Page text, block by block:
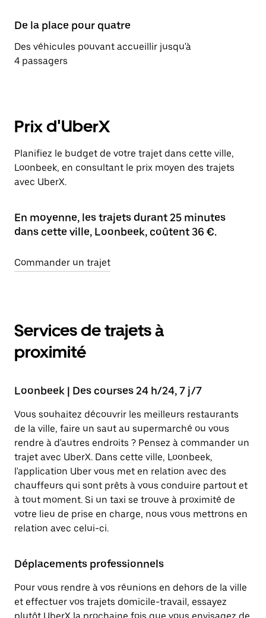
De la place pour quatre
Des véhicules pouvant accueillir jusqu'à
4 passagers
Prix d'UberX
Planifiez le budget de votre trajet dans cette ville,
Loonbeek, en consultant le prix moyen des trajets
avec UberX.
En moyenne, les trajets durant 25 minutes
dans cette ville, Loonbeek, coûtent 36 €.
Commander un trajet
Services de trajets à
proximité
Loonbeek | Des courses 24 h/24, 7 j/7
Vous souhaitez découvrir les meilleurs restaurants
de la ville, faire un saut au supermarché ou vous
rendre à d'autres endroits ? Pensez à commander un
trajet avec UberX. Dans cette ville, Loonbeek,
l'application Uber vous met en relation avec des
chauffeurs qui sont prêts à vous conduire partout et
à tout moment. Si un taxi se trouve à proximité de
votre lieu de prise en charge, nous vous mettrons en
relation avec celui-ci.
Déplacements professionnels
Pour vous rendre à vos réunions en dehors de la ville
et effectuer vos trajets domicile-travail, essayez